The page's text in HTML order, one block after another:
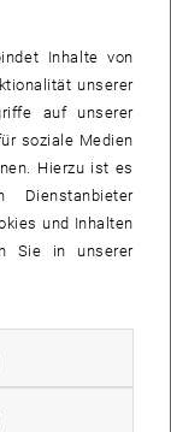
von
Sie sind
typischen und
Adstringenz
Das
mit „engmaschig“,
wahr. Die
Inhalte von
unserer
auf unserer
soziale Medien
Hierzu ist es
und Inhalten
Sie in unserer
zulassen
zulassen